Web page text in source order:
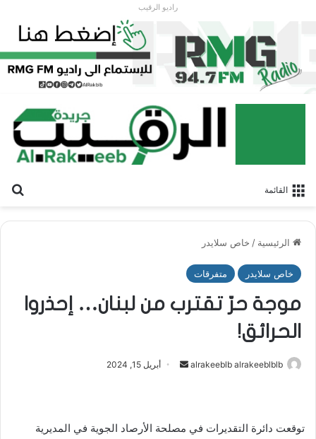
راديو الرقيب
القائمة
الرئيسية / خاص سلايدر
خاص سلايدر متفرقات
موجة حرّ تقترب من لبنان… إحذروا
الحرائق!
alrakeeblb alrakeeblblb
أرسل أبريل 15, 2024
توقعت دائرة التقديرات في مصلحة الأرصاد الجوية في المديرية